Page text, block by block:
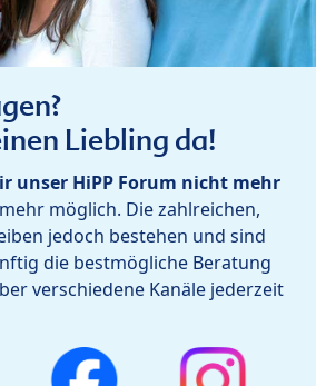
Liebling da!
unser HiPP Forum nicht mehr
möglich. Die zahlreichen,
jedoch bestehen und sind
die bestmögliche Beratung
verschiedene Kanäle jederzeit